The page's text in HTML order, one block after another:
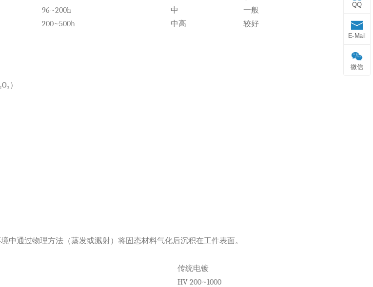
96~200h 中
一般
200~500h 中高 较好
）
中通过物理方法（蒸发或溅射）将固态材料气化后沉积在工件表面。
传统电镀
HV 200~1000
QQ
E-Mail
微信